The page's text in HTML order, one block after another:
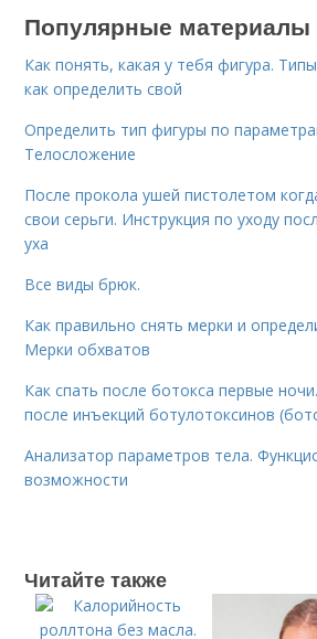
Популярные материалы
Как понять, какая у тебя фигура.
как определить свой
Определить тип фигуры по
Телосложение
После прокола ушей пистолетом
свои серьги. Инструкция по уходу
уха
Все виды брюк.
Как правильно снять мерки и
Мерки обхватов
Как спать после ботокса первые
после инъекций ботулотоксинов
Анализатор параметров тела.
возможности
Читайте также